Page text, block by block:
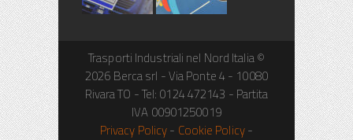
Trasporti Industriali nel Nord Italia ©
2026 Berca srl -Via Ponte 4 - 10080
RivaraTO - Tel: 0124 472143 - Partita
IVA 00901250019
Privacy Policy- Cookie Policy-